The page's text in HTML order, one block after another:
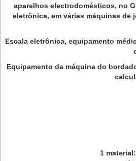
aparelhos electrodomésticos, no
eletrônica, em várias máquinas de
Escala eletrônica, equipamento
Equipamento da máquina do
1